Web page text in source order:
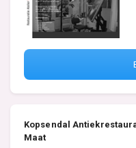
Kopsendal
Maat